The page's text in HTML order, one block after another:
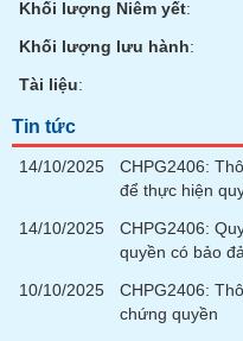
Khối lượng Niêm yết:
Khối lượng lưu hành:
Tài liệu:
Tin tức
14/10/2025
CHPG2406:
để thực hiện
14/10/2025
CHPG2406:
quyền có bảo
10/10/2025
CHPG2406:
chứng quyền